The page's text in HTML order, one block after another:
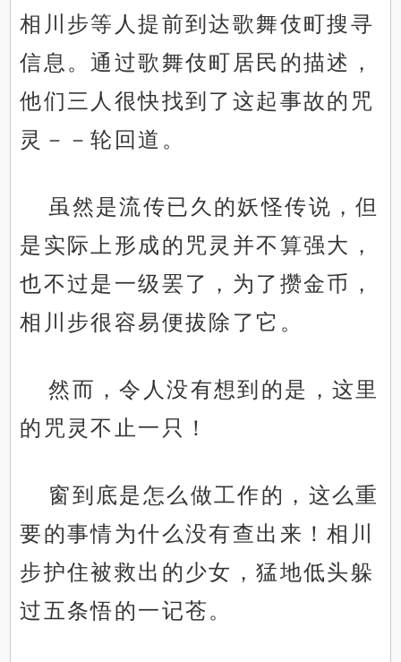
相川步等人提前到达歌舞伎町搜寻
信息。通过歌舞伎町居民的描述，
他们三人很快找到了这起事故的咒
灵－－轮回道。
虽然是流传已久的妖怪传说，但
是实际上形成的咒灵并不算强大，
也不过是一级罢了，为了攒金币，
相川步很容易便拔除了它。
然而，令人没有想到的是，这里
的咒灵不止一只！
窗到底是怎么做工作的，这么重
要的事情为什么没有查出来！相川
步护住被救出的少女，猛地低头躲
过五条悟的一记苍。